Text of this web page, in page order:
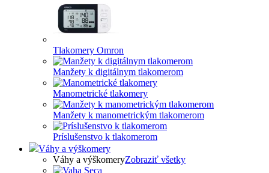
Tlakomery Omron
Manžety k digitálnym tlakomerom
Manometrické tlakomery
Manžety k manometrickým tlakomerom
Príslušenstvo k tlakomerom
Váhy a výškomery
Váhy a výškomeryZobraziť všetky